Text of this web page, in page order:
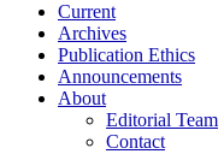
Current
Archives
Publication Ethics
Announcements
About
Editorial Team
Contact